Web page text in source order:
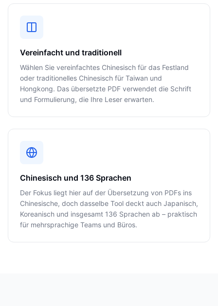
Vereinfacht und traditionell
Wählen Sie vereinfachtes Chinesisch für das Festland
oder traditionelles Chinesisch für Taiwan und
Hongkong. Das übersetzte PDF verwendet die Schrift
und Formulierung, die Ihre Leser erwarten.
Chinesisch und 136 Sprachen
Der Fokus liegt hier auf der Übersetzung von PDFs ins
Chinesische, doch dasselbe Tool deckt auch Japanisch,
Koreanisch und insgesamt 136 Sprachen ab – praktisch
für mehrsprachige Teams und Büros.